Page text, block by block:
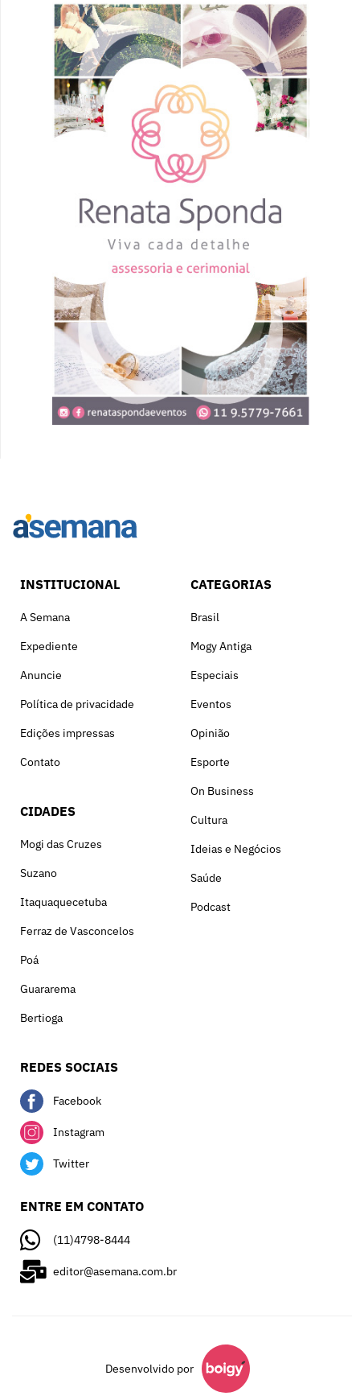
INSTITUCIONAL
A Semana
Expediente
Anuncie
Política de privacidade
Edições impressas
Contato
CIDADES
Mogi das Cruzes
Suzano
Itaquaquecetuba
Ferraz de Vasconcelos
Poá
Guararema
Bertioga
CATEGORIAS
Brasil
Mogy Antiga
Especiais
Eventos
Opinião
Esporte
On Business
Cultura
Ideias e Negócios
Saúde
Podcast
REDES SOCIAIS
Facebook
Instagram
Twitter
ENTRE EM CONTATO
(11)4798-8444
editor@asemana.com.br
Desenvolvido por